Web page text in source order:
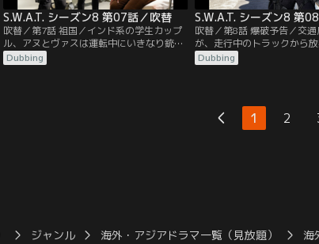
S.W.A.T. シーズン8 第07話／吹替
吹替／第7話 祖国／インド系の学生カップ
ル、アヌとヴァスは運転中にいきなり銃を
持った3人組の男に銃撃される。2人はなん
とか逃げることに成功するが、ヴァスは胸
Dubbing
S.W.A.T. シーズン8 第
吹替／第8話 爆破予告／交
が、走行中のトラックから
知。数日前にラボから盗まれ
と反応が一致したため、道路
Dubbing
1 2
ジャンル 海外・アジアドラマ一覧（見放題） 海